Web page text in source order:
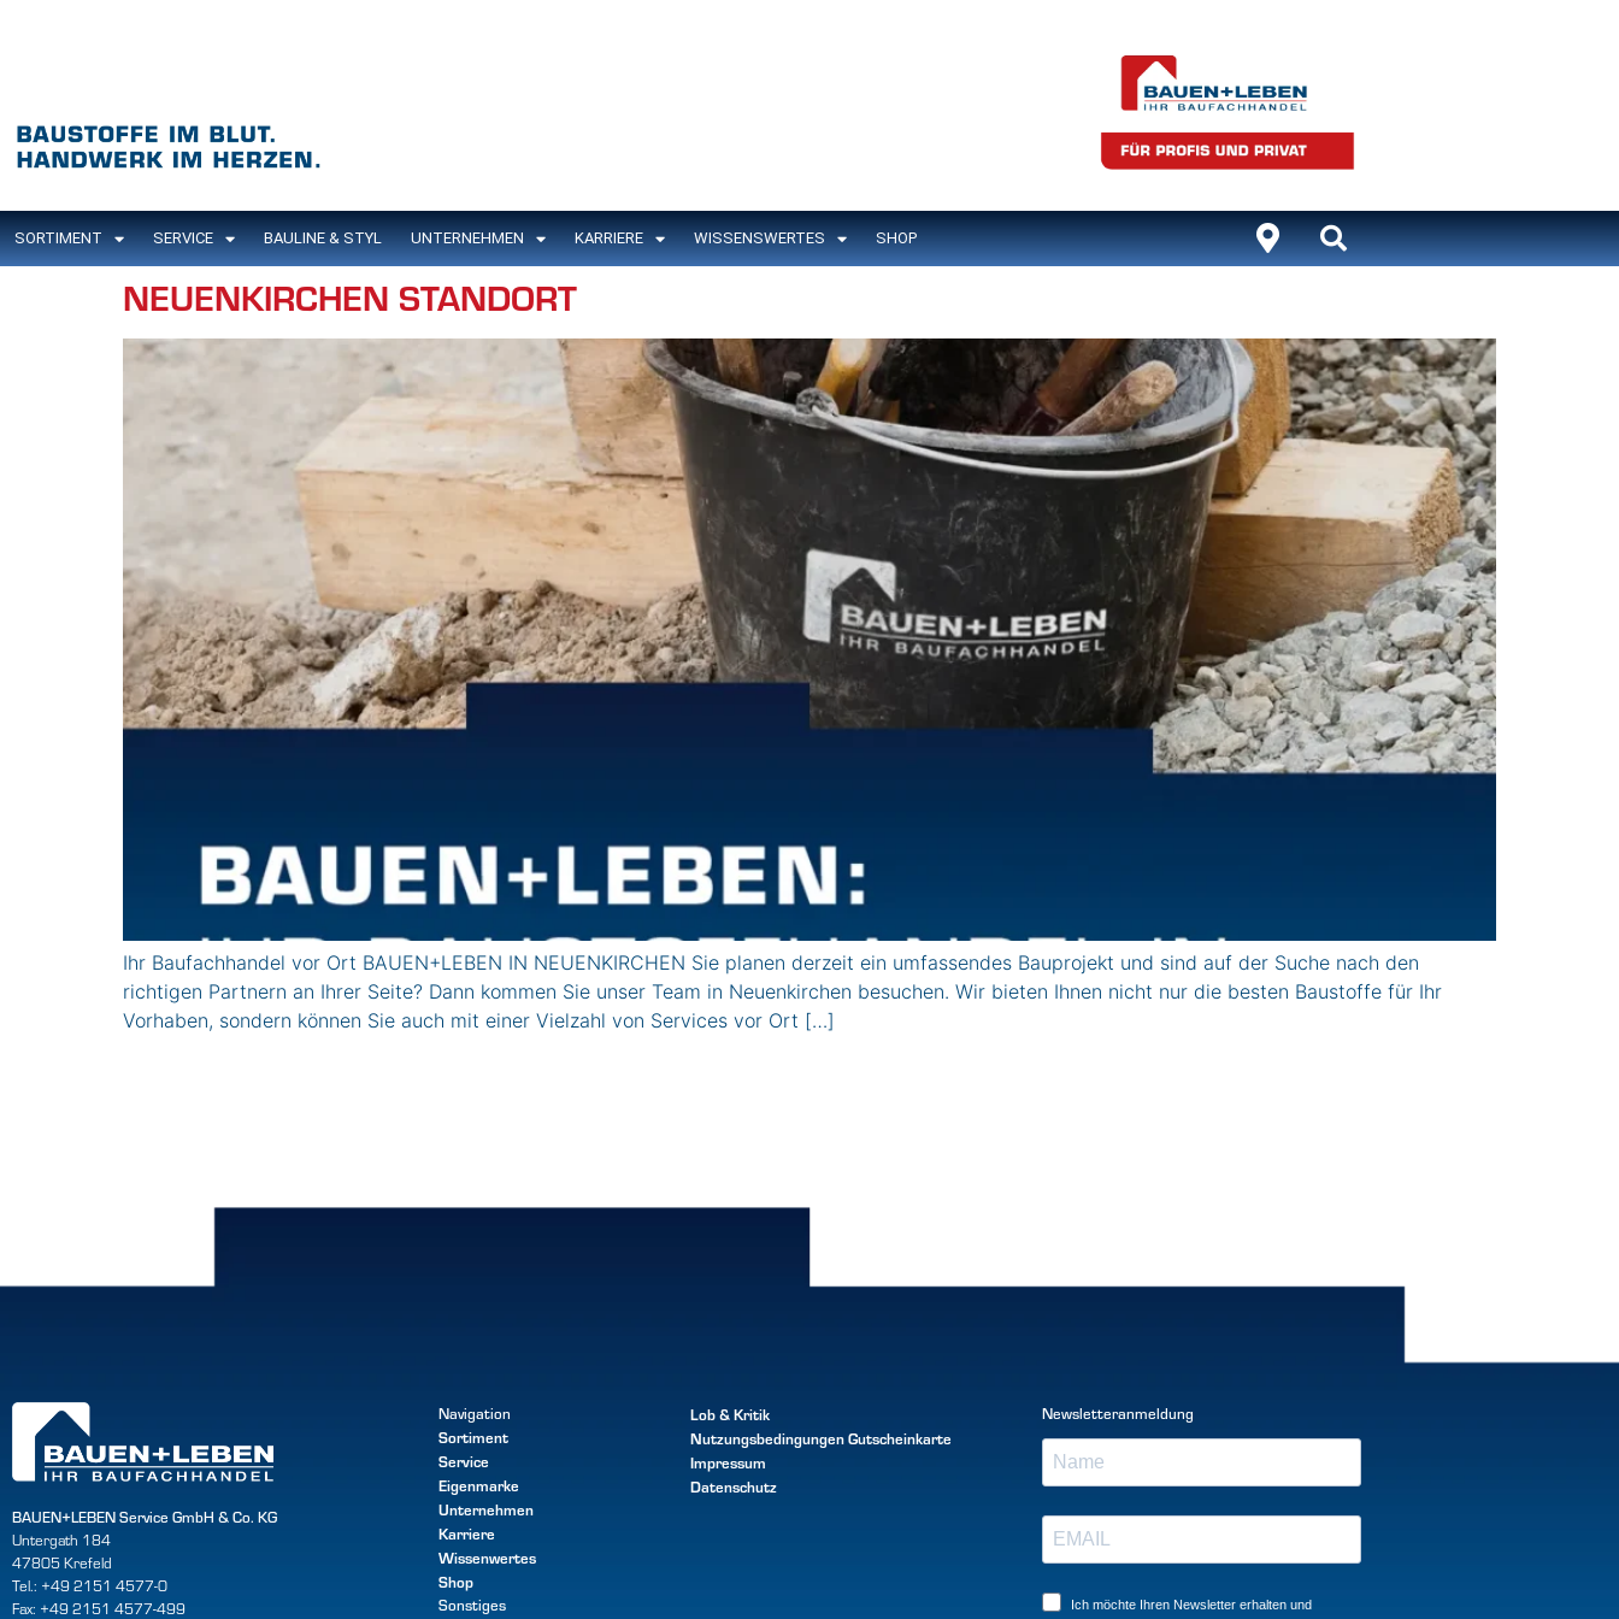
SORTIMENT SERVICE BAULINE & STYL UNTERNEHMEN KARRIERE WISSENSWERTES SHOP
NEUENKIRCHEN STANDORT
Ihr Baufachhandel vor Ort BAUEN+LEBEN IN NEUENKIRCHEN Sie planen derzeit ein umfassendes Bauprojekt und sind auf der Suche nach den
richtigen Partnern an Ihrer Seite? Dann kommen Sie unser Team in Neuenkirchen besuchen. Wir bieten Ihnen nicht nur die besten Baustoffe für Ihr
Vorhaben, sondern können Sie auch mit einer Vielzahl von Services vor Ort […]
BAUEN+LEBEN Service GmbH & Co. KG
Untergath 184
47805 Krefeld
Tel.: +49 2151 4577-0
Fax: +49 2151 4577-499
Navigation
Sortiment
Service
Eigenmarke
Unternehmen
Karriere
Wissenwertes
Shop
Sonstiges
Lob & Kritik
NutzungsbedingungenGutscheinkarte
Impressum
Datenschutz
Newsletteranmeldung
Ich möchte Ihren Newsletter erhalten und